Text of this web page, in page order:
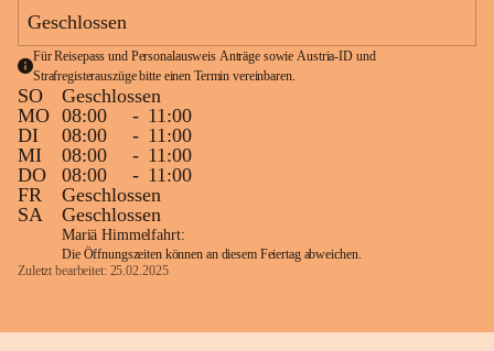
Geschlossen
Für Reisepass und Personalausweis Anträge sowie Austria-ID und
Strafregisterauszüge bitte einen Termin vereinbaren.
SO
Geschlossen
MO 08:00 - 11:00
DI
08:00 - 11:00
MI
08:00 - 11:00
DO
08:00 - 11:00
FR
Geschlossen
SA
Geschlossen
Mariä Himmelfahrt:
Die Öffnungszeiten können an diesem Feiertag abweichen.
Zuletzt bearbeitet: 25.02.2025